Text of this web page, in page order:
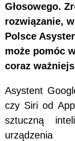
Głosowego.
rozwiązanie,
Polsce
może pomóc
coraz
Asystent
czy Siri od
sztuczną
urządzenia